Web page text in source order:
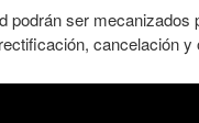
podrán ser
cancelación